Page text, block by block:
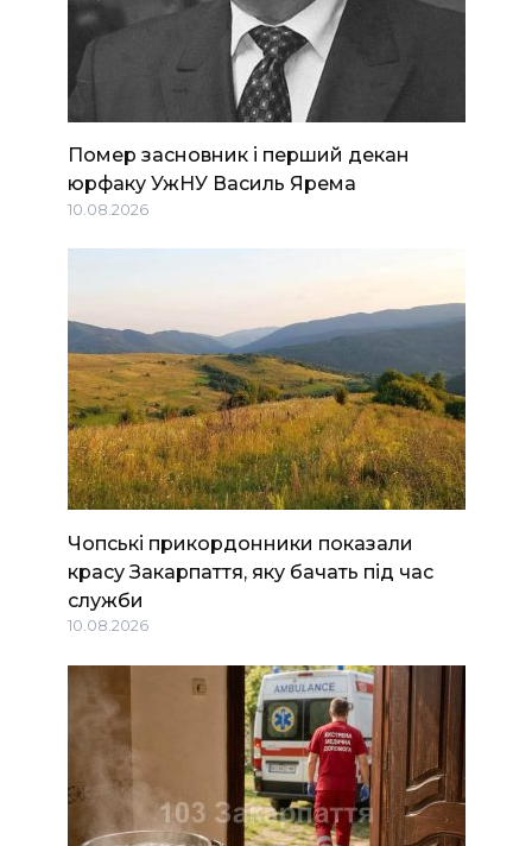
Помер засновник і перший декан
юрфаку УжНУ Василь Ярема
10.08.2026
Чопські прикордонники показали
красу Закарпаття, яку бачать під час
служби
10.08.2026